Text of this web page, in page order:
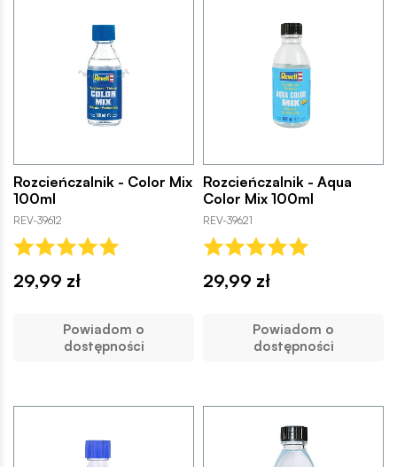
Rozcieńczalnik - Color Mix
100ml
REV-39612
29,99 zł
Powiadom o
dostępności
Rozcieńczalnik - Aqua
Color Mix 100ml
REV-39621
29,99 zł
Powiadom o
dostępności